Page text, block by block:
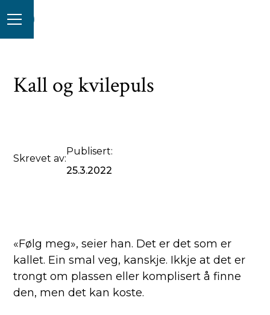
Kall og kvilepuls
Skrevet av:
Publisert:
25.3.2022
«Følg meg», seier han. Det er det som er
kallet. Ein smal veg, kanskje. Ikkje at det er
trongt om plassen eller komplisert å finne
den, men det kan koste.